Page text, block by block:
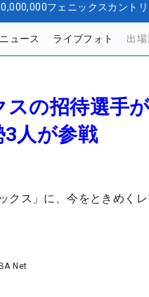
フェニックスカント
ニュース ライブフォト 出場
スの招待選手
人が参戦
クス」に、今をときめく
Net